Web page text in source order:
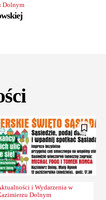
Dolnym
i Wydarzenia w
Dolnym